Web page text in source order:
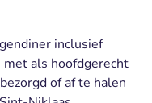
inclusief
met als hoofdgerecht
of af te halen